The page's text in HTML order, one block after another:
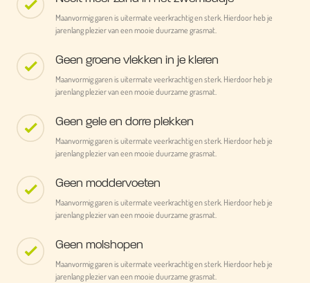
Maanvormig garen is uitermate veerkrachtig en sterk. Hierdoor heb je
jarenlang plezier van een mooie duurzame grasmat.
Geen groene vlekken in je kleren
Maanvormig garen is uitermate veerkrachtig en sterk. Hierdoor heb je
jarenlang plezier van een mooie duurzame grasmat.
Geen gele en dorre plekken
Maanvormig garen is uitermate veerkrachtig en sterk. Hierdoor heb je
jarenlang plezier van een mooie duurzame grasmat.
Geen moddervoeten
Maanvormig garen is uitermate veerkrachtig en sterk. Hierdoor heb je
jarenlang plezier van een mooie duurzame grasmat.
Geen molshopen
Maanvormig garen is uitermate veerkrachtig en sterk. Hierdoor heb je
jarenlang plezier van een mooie duurzame grasmat.